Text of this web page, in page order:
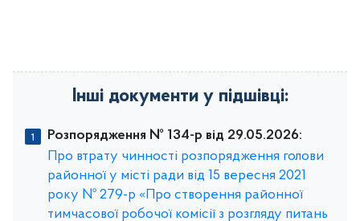
Інші документи у підшівці:
Розпорядження № 134-р від 29.05.2026:
Про втрату чинності розпорядження голови
районної у місті ради від 15 вересня 2021
року № 279-р «Про створення районної
тимчасової робочої комісії з розгляду питань